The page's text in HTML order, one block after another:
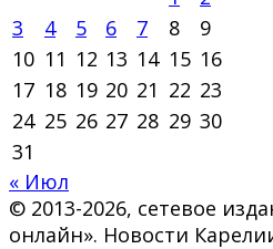
3
4 5 6 7 8
9
10 11 12 13 14 15 16
17 18 19 20 21 22 23
24 25 26 27 28 29 30
31
« Июл
© 2013-2026, сетевое
онлайн». Новости